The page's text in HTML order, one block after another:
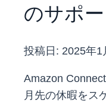
のサポ
投稿日: 2025年1
Amazon
月先の休暇をス